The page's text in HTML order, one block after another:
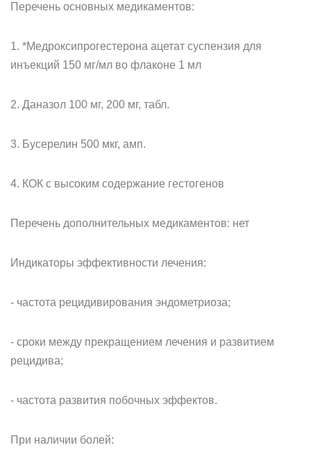
Перечень основных медикаментов:
1. *Медроксипрогестерона ацетат суспензия для
инъекций 150 мг/мл во флаконе 1 мл
2. Даназол 100 мг, 200 мг, табл.
3. Бусерелин 500 мкг, амп.
4. КОК с высоким содержание гестогенов
Перечень дополнительных медикаментов: нет
Индикаторы эффективности лечения:
- частота рецидивирования эндометриоза;
- сроки между прекращением лечения и развитием
рецидива;
- частота развития побочных эффектов.
При наличии болей: